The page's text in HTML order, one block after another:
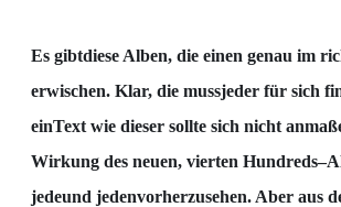
Es gibtdiese Alben, die einen genau im
erwischen. Klar, die mussjeder für sich
einText wie dieser sollte sich nicht
Wirkung des neuen, vierten Hundreds–
jedeund jedenvorherzusehen. Aber aus